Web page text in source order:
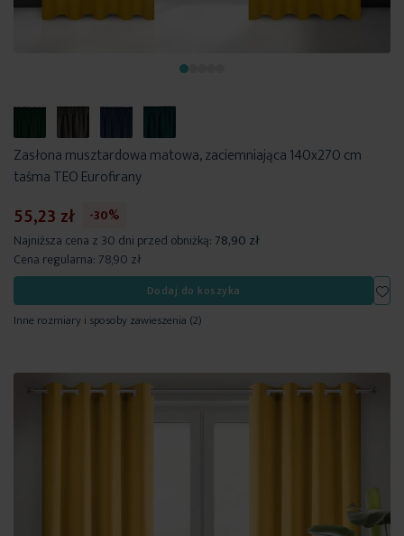
Zasłona musztardowa matowa, zaciemniająca 140x270 cm
taśma TEO Eurofirany
55,23 zł
-30%
Najniższa cena z 30 dni przed obniżką: 78,90 zł
Cena regularna: 78,90 zł
Dodaj do koszyka
Inne rozmiary i sposoby zawieszenia (2)